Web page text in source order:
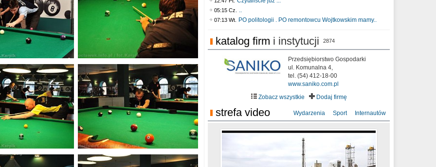
05:15 Cz. ..
07:13 Wt. PO politologii . PO remontowcu Wojtkowskim mamy..
katalog firm i instytucji 2874
Przedsiębiorstwo Gospodarki
ul. Komunalna 4,
tel. (54) 412-18-00
www.saniko.com.pl
Zobacz wszystkie
Dodaj firmę
strefa video Wydarzenia Sport Internautów
Ni To Ponk - W oczach mamy strach
sixf33t .Last Year DRONE FOOTAGE
Włocławek
XXIII Sesja Rady Miasta Włocławek VIII
kadencji w dniu 09.06.2020 r.